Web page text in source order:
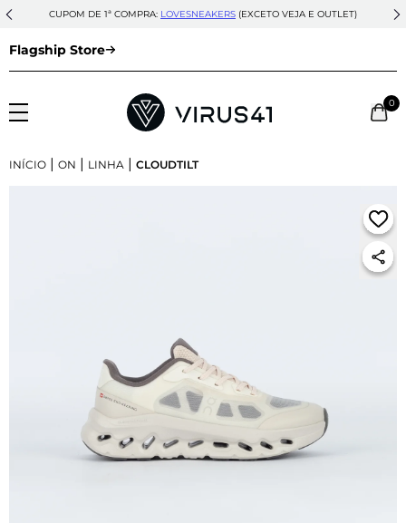
CUPOM DE 1ª COMPRA: LOVESNEAKERS (EXCETO VEJA E OUTLET)
Flagship Store
0
INÍCIO | ON | LINHA | CLOUDTILT